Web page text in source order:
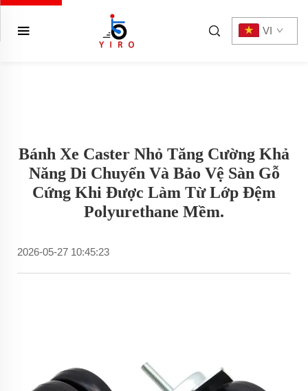
VI
Bánh Xe Caster Nhỏ Tăng Cường Khả
Năng Di Chuyển Và Bảo Vệ Sàn Gỗ
Cứng Khi Được Làm Từ Lớp Đệm
Polyurethane Mềm.
2026-05-27 10:45:23